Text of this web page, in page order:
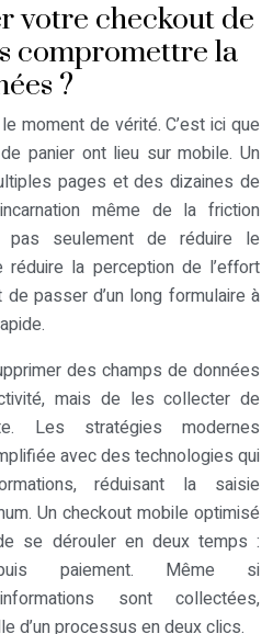
votre checkout de
compromettre la
?
moment de vérité. C’est ici que
panier ont lieu sur mobile. Un
pages et des dizaines de
même de la friction
pas seulement de réduire le
réduire la perception de l’effort
passer d’un long formulaire à
des champs de données
mais de les collecter de
Les stratégies modernes
avec des technologies qui
réduisant la saisie
Un checkout mobile optimisé
se dérouler en deux temps :
puis paiement. Même si
sont collectées,
d’un processus en deux clics.